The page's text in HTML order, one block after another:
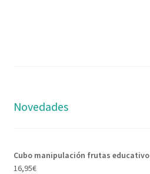
Novedades
Cubo manipulación frutas educativo
16,95€